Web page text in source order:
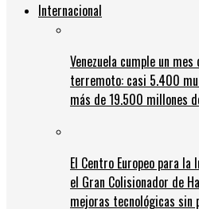
Internacional
Venezuela cumple un
terremoto: casi 5.400
más de 19.500 millones
El Centro Europeo para
el Gran Colisionador de
mejoras tecnológicas sin